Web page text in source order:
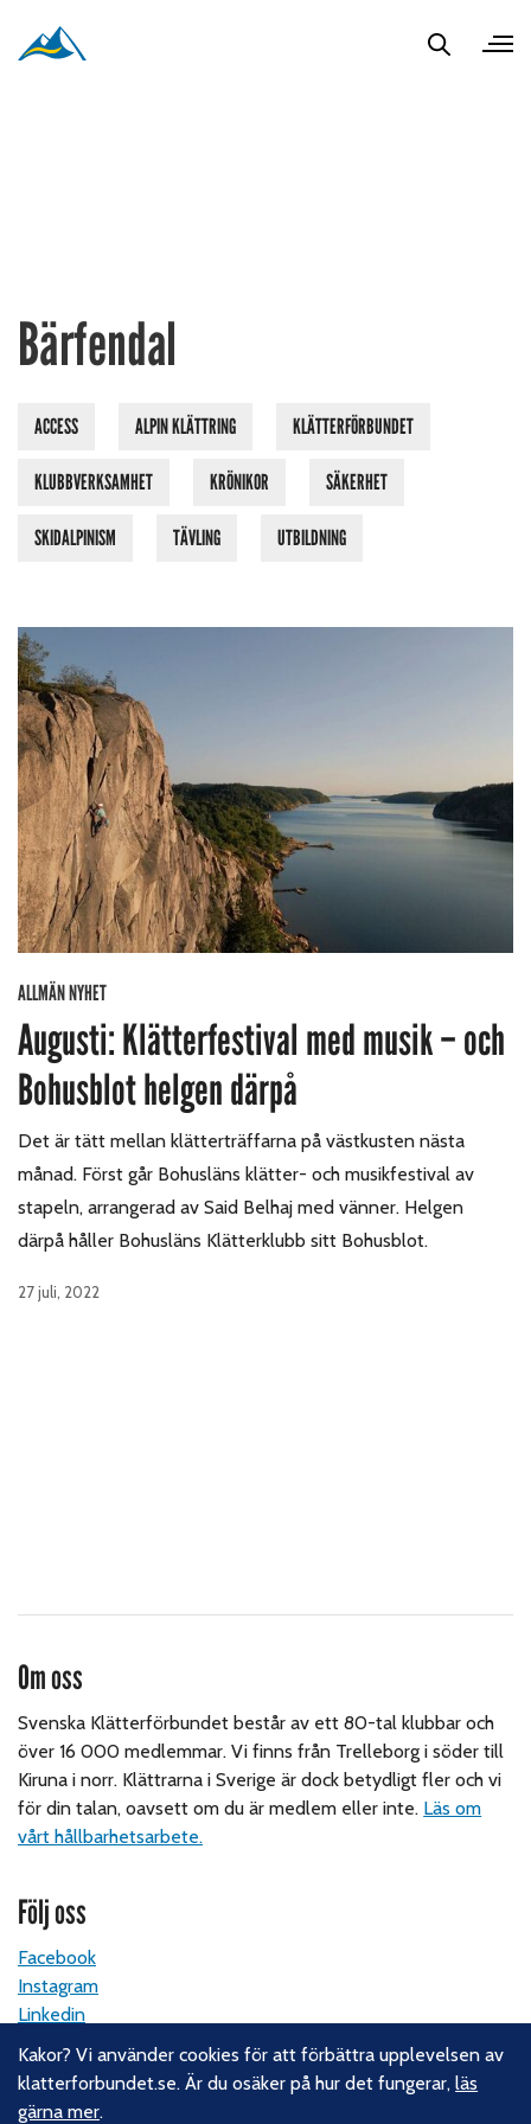
Bärfendal
ACCESS ALPIN KLÄTTRING KLÄTTERFÖRBUNDET
KLUBBVERKSAMHET KRÖNIKOR SÄKERHET
SKIDALPINISM TÄVLING UTBILDNING
ALLMÄN NYHET
Augusti: Klätterfestival med musik – och
Bohusblot helgen därpå
Det är tätt mellan klätterträffarna på västkusten nästa
månad. Först går Bohusläns klätter- och musikfestival av
stapeln, arrangerad av Said Belhaj med vänner. Helgen
därpå håller Bohusläns Klätterklubb sitt Bohusblot.
27 juli, 2022
Om oss
Svenska Klätterförbundet består av ett 80-tal klubbar och
över 16 000 medlemmar. Vi finns från Trelleborg i söder till
Kiruna i norr. Klättrarna i Sverige är dock betydligt fler och vi
för din talan, oavsett om du är medlem eller inte. Läs om
vårt hållbarhetsarbete.
Följ oss
Facebook
Instagram
Linkedin
Nyhetsbrev
Kakor? Vi använder cookies för att förbättra upplevelsen av
klatterforbundet.se. Är du osäker på hur det fungerar,läs
gärna mer.